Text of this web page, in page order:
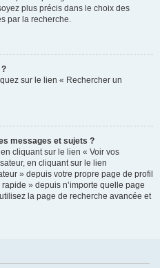
plus précis dans le choix des
par la recherche.
sur le lien « Rechercher un
messages et sujets ?
cliquant sur le lien « Voir vos
en cliquant sur le lien
» depuis votre propre page de profil
» depuis n’importe quelle page
la page de recherche avancée et